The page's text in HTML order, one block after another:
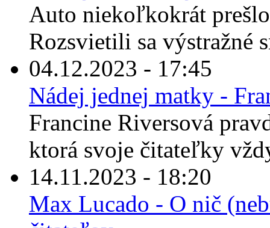
Auto niekoľkokrát
Rozsvietili sa výstražné
04.12.2023 - 17:45
Nádej jednej matky -
Francine Riversová
ktorá svoje čitateľky
14.11.2023 - 18:20
Max Lucado - O nič